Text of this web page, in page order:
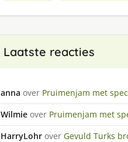
Laatste reacties
anna over Pruimenjam met
Wilmie over Pruimenjam met
HarryLohr over Gevuld Turks